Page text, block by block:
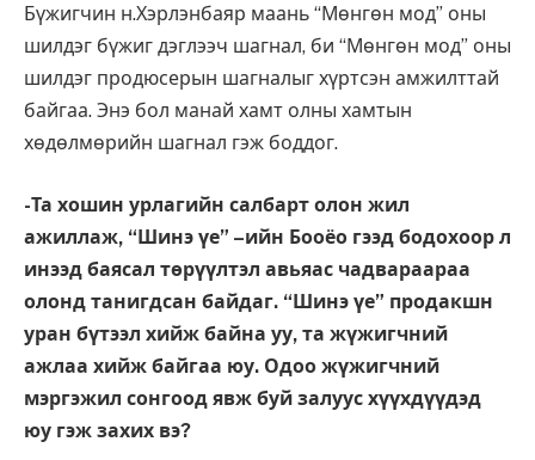
Бүжигчин н.Хэрлэнбаяр маань “Мөнгөн мод” оны
шилдэг бүжиг дэглээч шагнал, би “Мөнгөн мод” оны
шилдэг продюсерын шагналыг хүртсэн амжилттай
байгаа. Энэ бол манай хамт олны хамтын
хөдөлмөрийн шагнал гэж боддог.
-Та хошин урлагийн салбарт олон жил
ажиллаж, “Шинэ үе” –ийн Бооёо гээд бодохоор л
инээд баясал төрүүлтэл авьяас чадвараараа
олонд танигдсан байдаг. “Шинэ үе” продакшн
уран бүтээл хийж байна уу, та жүжигчний
ажлаа хийж байгаа юу. Одоо жүжигчний
мэргэжил сонгоод явж буй залуус хүүхдүүдэд
юу гэж захих вэ?